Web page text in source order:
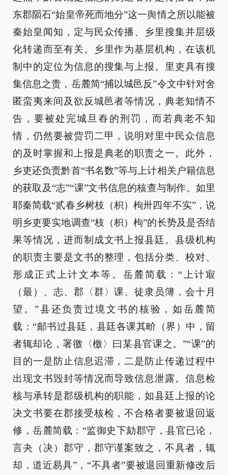
东郡陨石“始皇帝死而地分”这一舆情之所以能被
秦始皇闻知，定与民众传播、乡里搜集并层级
化转递而至有关。乡里作为基层机构，在该机
制中的定位为信息的搜集与上报。里吏具有搜
集信息之责，岳麓简“捕以城邑反”令文中针对舍
匿蛮夷来间及欲反城邑者等情况，典老知情不
告，要被处完城旦舂的刑罚，而若典老不知
情，仍然要被赀罚二甲，说明对里中民众信息
的及时掌握和上报是典老的职责之一。此外，
乡吏还负责黔首“书名数”等与上计相关户籍信息
的获取及“志”“课”文书信息的核查与制作。如里
耶秦简载“贰春乡树枝（枳）枸卅四年不实”，说
明乡吏要实地调查“枝（枳）枸”的长势及是否结
果等情况，进而制成文书上报县廷。县级机构
的职责主要是文书的整理，包括分类、校对、
形成正式上计文本等。岳麓简载：“上计㝡
（最）、志、郡〈群〉课、徒隶员簿，会十月
望。”县还负责过境文书的核验，如岳麓简
载：“邮书过县廷，县廷各课其畍（界）中，留
者辄却论，署徼〈檄〉曰某县官课之。”“课”的
目的一是防止信息迟滞，二是防止传递过程中
出现文书毁封等情况而导致信息泄露。信息检
核与承转是郡级机构的职能，如县廷上报的论
决文书要在郡接受核检，不合格者要被退回返
修，岳麓简载：“监御史下劾郡守，县官已论，
言夬（决）郡守，郡守谨案致之，不具者，辄
却，道近易具”，“不具者”要被退回重新修改后